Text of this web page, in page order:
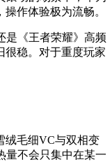
，操作体验极为流畅。
是 《王者荣耀》高频
稳。 对于重度玩家
绒毛细VC与双相变
量不会只集中在某一